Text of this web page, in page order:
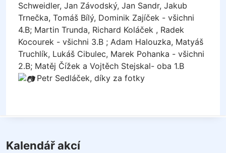
Schweidler, Jan Závodský, Jan Sandr, Jakub
Trnečka, Tomáš Bílý, Dominik Zajíček - všichni
4.B; Martin Trunda, Richard Koláček , Radek
Kocourek - všichni 3.B ; Adam Halouzka, Matyáš
Truchlík, Lukáš Cibulec, Marek Pohanka - všichni
2.B; Matěj Čížek a Vojtěch Stejskal- oba 1.B
Petr Sedláček, díky za fotky
Kalendář akcí